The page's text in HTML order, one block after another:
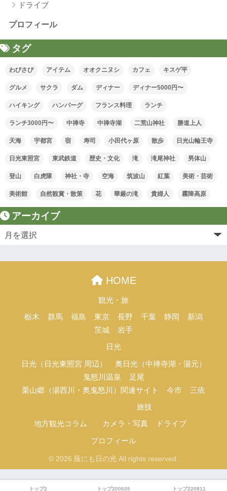
ドライブ
プロフィール
タグ
わびさび アイテム オオクニヌシ カフェ キスゲ平
グルメ サクラ ダム ディナー ディナー5000円〜
ハイキング ハンバーグ フランス料理 ランチ
ランチ3000円〜 中禅寺 中禅寺湖 二荒山神社 勝道上人
天海 宇都宮 宿 寿司 小田代ヶ原 散歩 日光山輪王寺
日光東照宮 東武鉄道 歴史・文化 滝 滝尾神社 男体山
登山 白虎隊 神社・寺 空海 筑波山 紅葉 美術・芸術
美術館 自然観賞・散策 花 華厳の滝 貴婦人 霧降高原
アーカイブ
HOME
観光・旅
栃木 群馬 福島 東京 長野 千葉 静岡
新潟
茨城
岩手
日光
日光（日光東照宮 周辺）
奥日光（中禅寺湖・湯元）
鬼怒川温泉
足尾
栗山郷（湯西川・奥鬼怒川）関連サイト
今市 三依
地方観光コラム
旅技
カメラ・写真 ドライブ
プロフィール
© 2026 蔭にも日の光 All rights reserved.
トップ2 トップ200605 トップ220811